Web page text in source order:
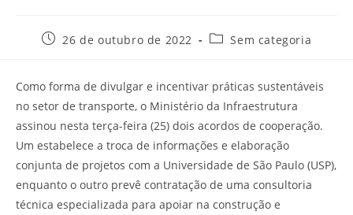
26 de outubro de 2022 Sem categoria
Como forma de divulgar e incentivar práticas sustentáveis
no setor de transporte, o Ministério da Infraestrutura
assinou nesta terça-feira (25) dois acordos de cooperação.
Um estabelece a troca de informações e elaboração
conjunta de projetos com a Universidade de São Paulo (USP),
enquanto o outro prevê contratação de uma consultoria
técnica especializada para apoiar na construção e